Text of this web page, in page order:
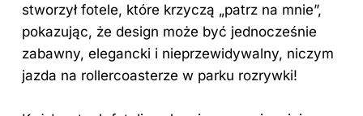
stworzył fotele, które krzyczą „patrz na mnie”,
pokazując, że design może być jednocześnie
zabawny, elegancki i nieprzewidywalny, niczym
jazda na rollercoasterze w parku rozrywki!